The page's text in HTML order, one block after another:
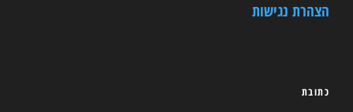
הצהרת נגישות
כתובת